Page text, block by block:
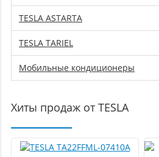
TESLA ASTARTA
TESLA TARIEL
Мобильные кондиционеры
Хиты продаж от TESLA